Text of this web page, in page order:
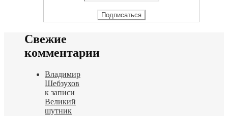
Свежие
комментарии
Владимир
Шебзухов
к записи
Великий
шутник